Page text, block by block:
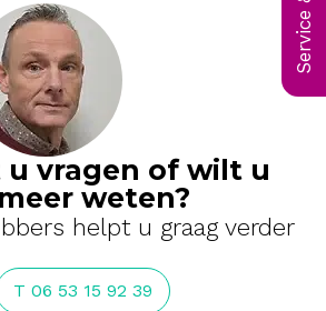
u vragen of wilt u
meer weten?
helpt u graag verder
T 06 53 15 92 39